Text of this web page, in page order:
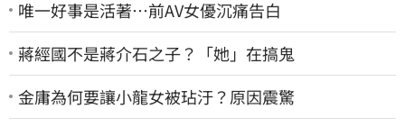
唯一好事是活著…前AV女優沉痛告白
蔣經國不是蔣介石之子？「她」在搞鬼
金庸為何要讓小龍女被玷汙？原因震驚